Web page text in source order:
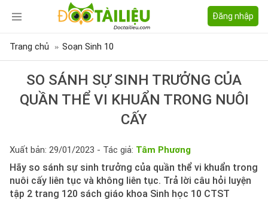
Đăng nhập
Trang chủ Soạn Sinh 10
SO SÁNH SỰ SINH TRƯỞNG CỦA
QUẦN THỂ VI KHUẨN TRONG NUÔI
CẤY
Xuất bản: 29/01/2023 - Tác giả: Tâm Phương
Hãy so sánh sự sinh trưởng của quần thể vi khuẩn trong
nuôi cấy liên tục và không liên tục. Trả lời câu hỏi luyện
tập 2 trang 120 sách giáo khoa Sinh học 10 CTST